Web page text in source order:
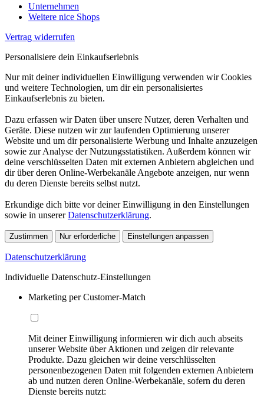
Unternehmen
Weitere nice Shops
Vertrag widerrufen
Personalisiere dein Einkaufserlebnis
Nur mit deiner individuellen Einwilligung verwenden wir Cookies
und weitere Technologien, um dir ein personalisiertes
Einkaufserlebnis zu bieten.
Dazu erfassen wir Daten über unsere Nutzer, deren Verhalten und
Geräte. Diese nutzen wir zur laufenden Optimierung unserer
Website und um dir personalisierte Werbung und Inhalte anzuzeigen
sowie zur Analyse der Nutzungsstatistiken. Außerdem können wir
deine verschlüsselten Daten mit externen Anbietern abgleichen und
dir über deren Online-Werbekanäle Angebote anzeigen, nur wenn
du deren Dienste bereits selbst nutzt.
Erkundige dich bitte vor deiner Einwilligung in den Einstellungen
sowie in unsererDatenschutzerklärung.
Zustimmen Nur erforderliche Einstellungen anpassen
Datenschutzerklärung
Individuelle Datenschutz-Einstellungen
Marketing per Customer-Match
Mit deiner Einwilligung informieren wir dich auch abseits
unserer Website über Aktionen und zeigen dir relevante
Produkte. Dazu gleichen wir deine verschlüsselten
personenbezogenen Daten mit folgenden externen Anbietern
ab und nutzen deren Online-Werbekanäle, sofern du deren
Dienste bereits nutzt: